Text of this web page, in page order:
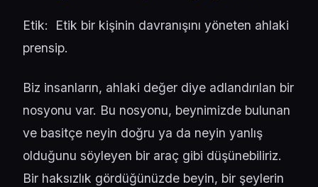
Etik: Etik bir kişinin davranışını yöneten ahlaki
prensip.
Biz insanların, ahlaki değer diye adlandırılan bir
nosyonu var. Bu nosyonu, beynimizde bulunan
ve basitçe neyin doğru ya da neyin yanlış
olduğunu söyleyen bir araç gibi düşünebiliriz.
Bir haksızlık gördüğünüzde beyin, bir şeylerin